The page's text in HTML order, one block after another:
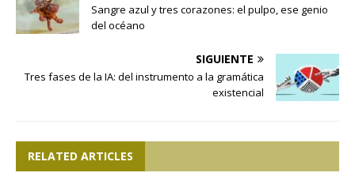
Sangre azul y tres corazones: el pulpo, ese genio
del océano
SIGUIENTE
Tres fases de la IA: del instrumento a la gramática
existencial
RELATED ARTICLES